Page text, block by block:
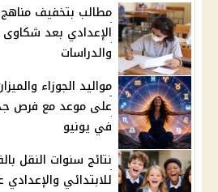
مطالب بتخفيف
الإعدادي بعد
والدراسات
مواليد الجوزاء
على موعد مع فرص
في يونيو
نتائج سنوات النقل
للابتدائي والإعدادي